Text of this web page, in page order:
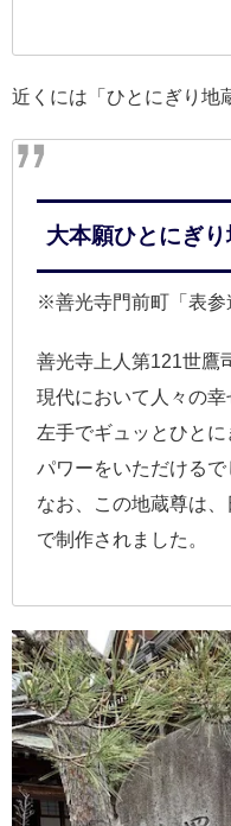
近くには「ひとにぎり地
大本願ひとにぎ
※善光寺門前町「表参
善光寺上人第121世鷹
現代において人々の幸
左手でギュッとひと
パワーをいただけるで
なお、この地蔵尊は
で制作されました。